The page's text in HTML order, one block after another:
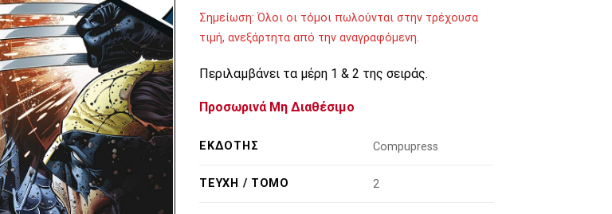
Σημείωση: Όλοι οι τόμοι πωλούνται στην τρέχουσα
τιμή, ανεξάρτητα από την αναγραφόμενη.
Περιλαμβάνει τα μέρη 1 & 2 της σειράς.
Προσωρινά Μη Διαθέσιμο
ΕΚΔΌΤΗΣ Compupress
ΤΕΎΧΗ / ΤΌΜΟ 2